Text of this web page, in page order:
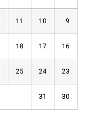
9
10
11
16
17
18
23
24
25
30
31